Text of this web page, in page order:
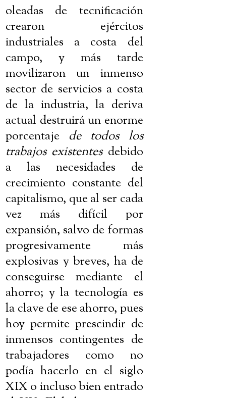
oleadas de tecnificación
crearon ejércitos
industriales a costa del
campo, y más tarde
movilizaron un inmenso
sector de servicios a costa
de la industria, la deriva
actual destruirá un enorme
porcentaje de todos los
trabajos existentesdebido
a las necesidades de
crecimiento constante del
capitalismo, que al ser cada
vez más difícil por
expansión, salvo de formas
progresivamente más
explosivas y breves, ha de
conseguirse mediante el
ahorro; y la tecnología es
la clave de ese ahorro, pues
hoy permite prescindir de
inmensos contingentes de
trabajadores como no
podía hacerlo en el siglo
XIX o incluso bien entrado